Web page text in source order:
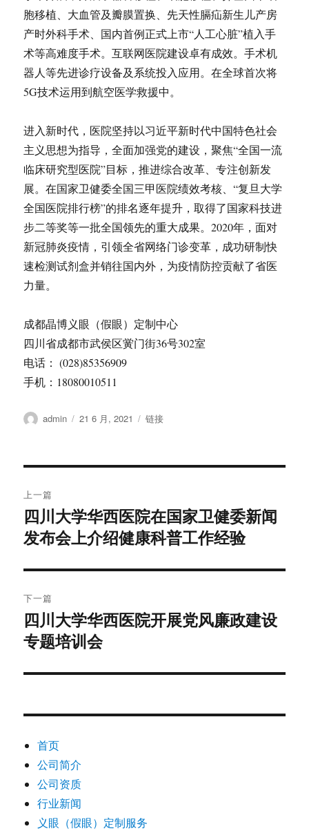
胞移植、大血管及瓣膜置换、先天性膈疝新生儿产房
产时外科手术、国内首例正式上市“人工心脏”植入手
术等高难度手术。互联网医院建设卓有成效。手术机
器人等先进诊疗设备及系统投入应用。在全球首次将
5G技术运用到航空医学救援中。
进入新时代，医院坚持以习近平新时代中国特色社会
主义思想为指导，全面加强党的建设，聚焦“全国一流
临床研究型医院”目标，推进综合改革、专注创新发
展。在国家卫健委全国三甲医院绩效考核、“复旦大学
全国医院排行榜”的排名逐年提升，取得了国家科技进
步二等奖等一批全国领先的重大成果。2020年，面对
新冠肺炎疫情，引领全省网络门诊变革，成功研制快
速检测试剂盒并销往国内外，为疫情防控贡献了省医
力量。
成都晶博义眼（假眼）定制中心
四川省成都市武侯区黉门街36号302室
电话： (028)85356909
手机：18080010511
作
admin
发
21 6 月, 2021
格
链接
章
导
航
上一篇
上
篇
章：
四川大学华西医院在国家卫健委新闻
发布会上介绍健康科普工作经验
下一篇
下
篇
章：
四川大学华西医院开展党风廉政建设
专题培训会
首页
公司简介
公司资质
行业新闻
义眼（假眼）定制服务